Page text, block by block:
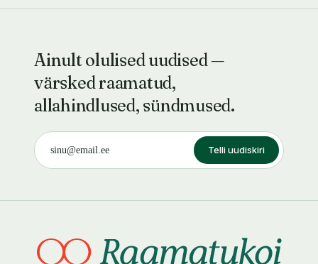
Ainult olulised uudised —
värsked raamatud,
allahindlused, sündmused.
Telli uudiskiri